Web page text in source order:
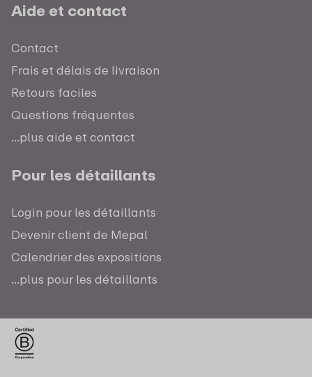
Aide et contact
Contact
Frais et délais de livraison
Retours faciles
Questions fréquentes
...plus aide et contact
Pour les détaillants
Login pour les détaillants
Devenir client de Mepal
Calendrier des expositions
...plus pour les détaillants